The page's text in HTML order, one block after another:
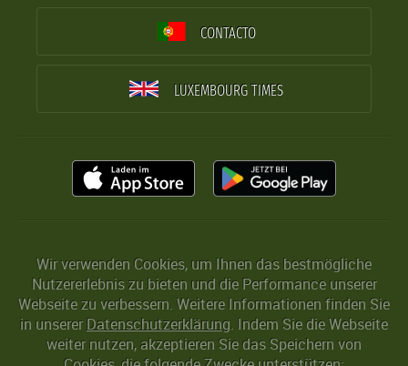
CONTACTO
LUXEMBOURG TIMES
Wir verwenden Cookies, um Ihnen das bestmögliche
Nutzererlebnis zu bieten und die Performance unserer
Webseite zu verbessern. Weitere Informationen finden Sie
in unserer Datenschutzerklärung. Indem Sie die Webseite
weiter nutzen, akzeptieren Sie das Speichern von